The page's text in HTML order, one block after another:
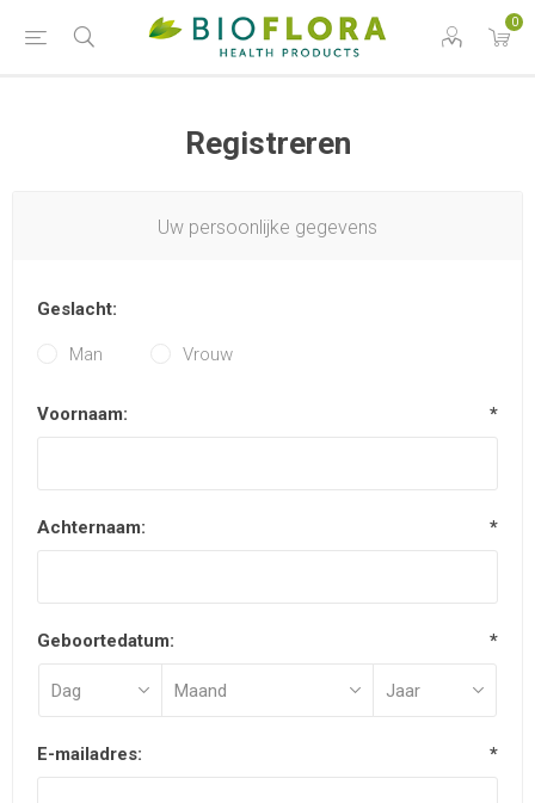
0
Registreren
Uw persoonlijke gegevens
Geslacht:
Man Vrouw
Voornaam: *
Achternaam: *
Geboortedatum: *
E-mailadres: *